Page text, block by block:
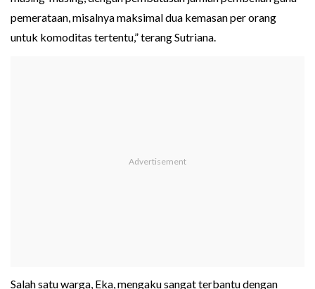
pemerataan, misalnya maksimal dua kemasan per orang
untuk komoditas tertentu,” terang Sutriana.
Salah satu warga, Eka, mengaku sangat terbantu dengan